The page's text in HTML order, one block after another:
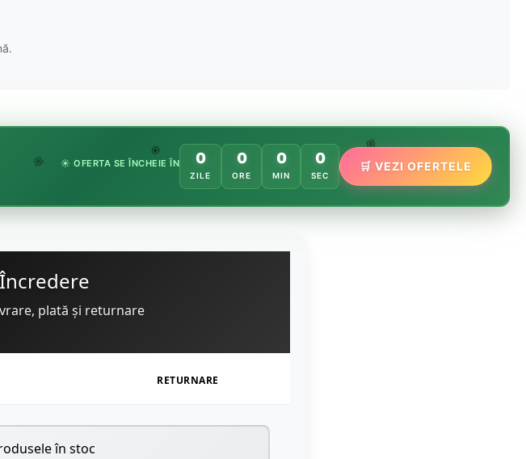
🏵️
🌿
🌸
🏵️
☀️ OFERTA SE ÎNCHEIE ÎN 0
ZILE
0
ORE
0
MIN
0
SEC
🛒 VEZI OFERTELE
plată și returnare
RETURNARE
în stoc